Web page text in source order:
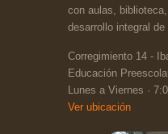
con aulas,
desarrollo integral
Corregimiento 14 -
Educación
Lunes a Viernes ·
Ver ubicación